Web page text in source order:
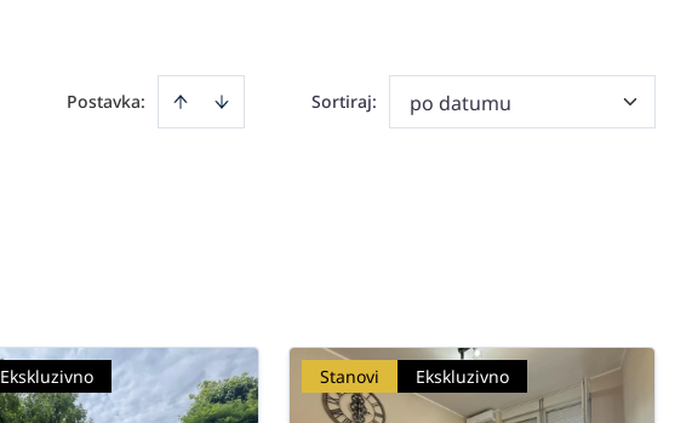
Postavka: Sortiraj: po datumu
Ekskluzivno Stanovi Ekskluzivno